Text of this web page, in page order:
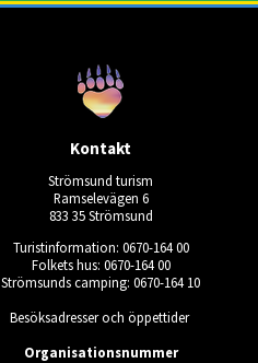
Kontakt
Strömsund turism
Ramselevägen 6
833 35 Strömsund
Turistinformation: 0670-164 00
Folkets hus: 0670-164 00
Strömsunds camping: 0670-164 10
Besöksadresser och öppettider
Organisationsnummer